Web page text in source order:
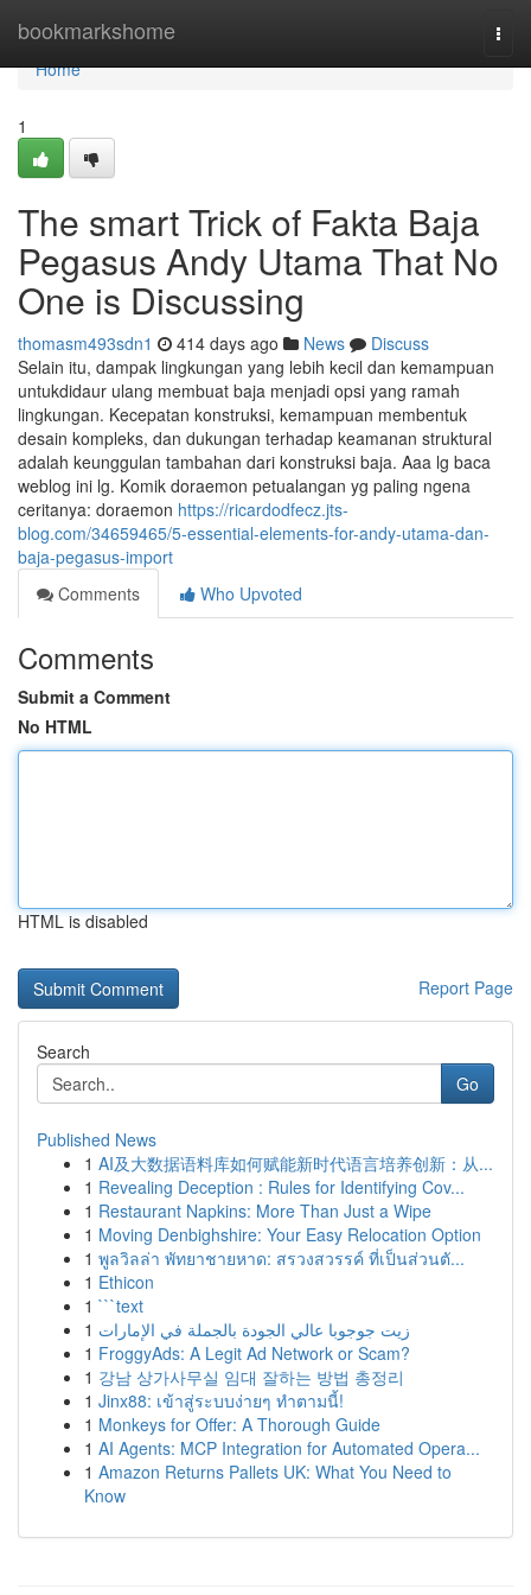
bookmarkshome
Home
Home
1
The smart Trick of Fakta Baja
Pegasus Andy Utama That No
One is Discussing
thomasm493sdn1 414 days ago News
Discuss
Selain itu, dampak lingkungan yang lebih kecil dan kemampuan
untukdidaur ulang membuat baja menjadi opsi yang ramah
lingkungan. Kecepatan konstruksi, kemampuan membentuk
desain kompleks, dan dukungan terhadap keamanan struktural
adalah keunggulan tambahan dari konstruksi baja. Aaa lg baca
weblog ini lg. Komik doraemon petualangan yg paling ngena
ceritanya: doraemon https://ricardodfecz.jts-
blog.com/34659465/5-essential-elements-for-andy-utama-dan-
baja-pegasus-import
Comments
Who Upvoted
Comments
Submit a Comment
No HTML
HTML is disabled
Report Page
Search
Go
Published News
1 AI及大数据语料库如何赋能新时代语言培养创新：从...
1 Revealing Deception : Rules for Identifying Cov...
1 Restaurant Napkins: More Than Just a Wipe
1 Moving Denbighshire: Your Easy Relocation Option
1 พูลวิลล่า พัทยาชายหาด: สรวงสวรรค์ ที่เป็นส่วนตั...
1 Ethicon
1 ```text
1 زيت جوجوبا عالي الجودة بالجملة في الإمارات
1 FroggyAds: A Legit Ad Network or Scam?
1 강남 상가사무실 임대 잘하는 방법 총정리
1 Jinx88: เข้าสู่ระบบง่ายๆ ทำตามนี้!
1 Monkeys for Offer: A Thorough Guide
1 AI Agents: MCP Integration for Automated Opera...
1 Amazon Returns Pallets UK: What You Need to
Know